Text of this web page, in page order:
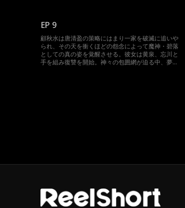
EP 9
顧秋水は唐清盈の策略にはまり一家を破滅に追いや
られ、その天を衝くほどの怨念によって魔神・碧落
としての真の姿を覚醒させる。彼女は黄泉、忘川と
手を組み復讐を開始。神々の包囲網が迫る中、夢境